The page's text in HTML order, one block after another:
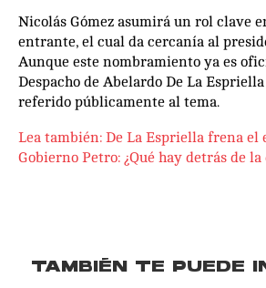
Nicolás Gómez asumirá un rol clave
entrante, el cual da cercanía al
Aunque este nombramiento ya es
Despacho de Abelardo De La
referido públicamente al tema.
Lea también: De La Espriella frena el
Gobierno Petro: ¿Qué hay detrás de
TAMBIÉN TE PUEDE